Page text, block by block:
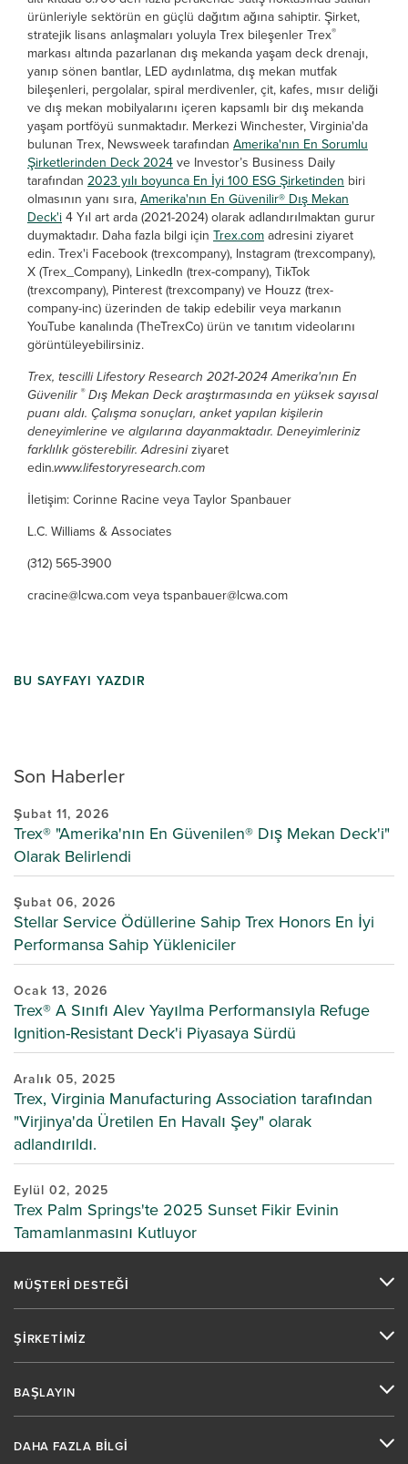
Son Haberler
Şubat 11, 2026
Trex® "Amerika'nın En Güvenilen® Dış Mekan Deck'i"
Olarak Belirlendi
Şubat 06, 2026
Stellar Service Ödüllerine Sahip Trex Honors En İyi
Performansa Sahip Yükleniciler
Ocak 13, 2026
Trex® A Sınıfı Alev Yayılma Performansıyla Refuge
Ignition-Resistant Deck'i Piyasaya Sürdü
Aralık 05, 2025
Trex, Virginia Manufacturing Association tarafından
"Virjinya'da Üretilen En Havalı Şey" olarak
adlandırıldı.
Eylül 02, 2025
Trex Palm Springs'te 2025 Sunset Fikir Evinin
Tamamlanmasını Kutluyor
ürünleriyle sektörün en güçlü dağıtım ağına sahiptir. Şirket,
stratejik lisans anlaşmaları yoluyla Trex bileşenler Trex®
markası altında pazarlanan dış mekanda yaşam deck drenajı,
yanıp sönen bantlar, LED aydınlatma, dış mekan mutfak
bileşenleri, pergolalar, spiral merdivenler, çit, kafes, mısır deliği
ve dış mekan mobilyalarını içeren kapsamlı bir dış mekanda
yaşam portföyü sunmaktadır. Merkezi Winchester, Virginia'da
bulunan Trex, Newsweek tarafından Amerika'nın En Sorumlu
Şirketlerinden Deck 2024ve Investor’s Business Daily
tarafından 2023 yılı boyunca En İyi 100 ESG Şirketinden biri
olmasının yanı sıra,Amerika'nın En Güvenilir® Dış Mekan
Deck'i4 Yıl art arda (2021-2024) olarak adlandırılmaktan gurur
duymaktadır. Daha fazla bilgi için Trex.comadresini ziyaret
edin. Trex'i Facebook (trexcompany), Instagram (trexcompany),
X (Trex_Company), LinkedIn (trex-company), TikTok
(trexcompany), Pinterest (trexcompany) ve Houzz (trex-
company-inc) üzerinden de takip edebilir veya markanın
YouTube kanalında (TheTrexCo) ürün ve tanıtım videolarını
görüntüleyebilirsiniz.
Trex, tescilli Lifestory Research 2021-2024 Amerika'nın En
Güvenilir ®Dış Mekan Deck araştırmasında en yüksek sayısal
puanı aldı. Çalışma sonuçları, anket yapılan kişilerin
deneyimlerine ve algılarına dayanmaktadır. Deneyimleriniz
farklılık gösterebilir. Adresiniziyaret
edin.www.lifestoryresearch.com
İletişim: Corinne Racine veya Taylor Spanbauer
L.C. Williams & Associates
(312) 565-3900
cracine@lcwa.com veya tspanbauer@lcwa.com
BU SAYFAYI YAZDIR
MÜŞTERİ DESTEĞİ
ŞİRKETİMİZ
BAŞLAYIN
DAHA FAZLA BİLGİ